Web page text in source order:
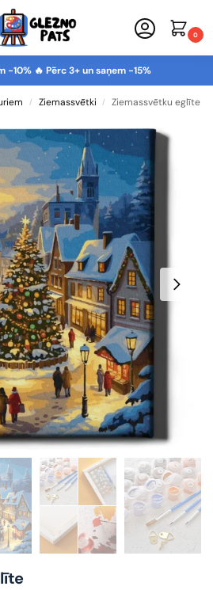
0
-10% 🔥 Pērc 3+ un saņem -15%
/ Ziemassvētki / Ziemassvētku eglīte